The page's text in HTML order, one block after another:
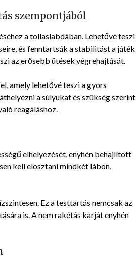
szempontjából
a tollaslabdában. Lehetővé teszi
és fenntartsák a stabilitást a játék
az erősebb ütések végrehajtását.
amely lehetővé teszi a gyors
a súlyukat és szükség szerint
reagáláshoz.
elhelyezését, enyhén behajlított
kell elosztani mindkét lábon,
Ez a testtartás nemcsak az
is. A nem rakétás karját enyhén